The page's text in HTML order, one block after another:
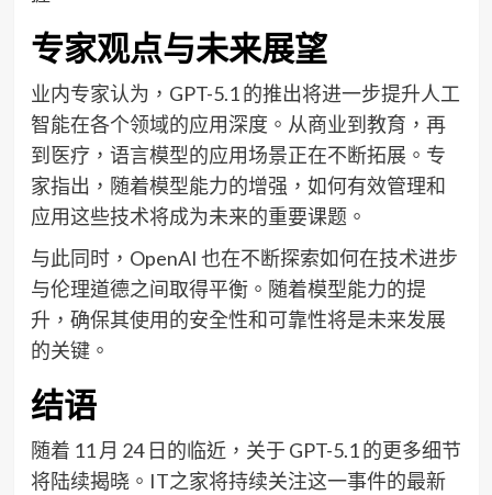
专家观点与未来展望
业内专家认为，GPT-5.1 的推出将进一步提升人工
智能在各个领域的应用深度。从商业到教育，再
到医疗，语言模型的应用场景正在不断拓展。专
家指出，随着模型能力的增强，如何有效管理和
应用这些技术将成为未来的重要课题。
与此同时，OpenAI 也在不断探索如何在技术进步
与伦理道德之间取得平衡。随着模型能力的提
升，确保其使用的安全性和可靠性将是未来发展
的关键。
结语
随着 11 月 24 日的临近，关于 GPT-5.1 的更多细节
将陆续揭晓。IT之家将持续关注这一事件的最新